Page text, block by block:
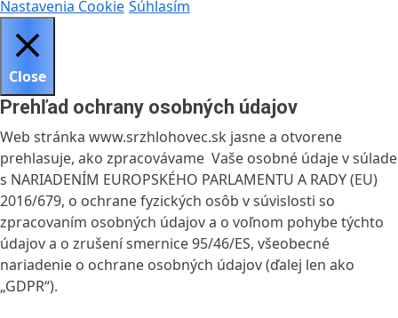
Nastavenia Cookie Súhlasím
Close
Prehľad ochrany osobných údajov
Web stránka www.srzhlohovec.sk jasne a otvorene
prehlasuje, ako zpracovávame Vaše osobné údaje v súlade
s NARIADENÍM EUROPSKÉHO PARLAMENTU A RADY (EU)
2016/679, o ochrane fyzických osôb v súvislosti so
zpracovaním osobných údajov a o voľnom pohybe týchto
údajov a o zrušení smernice 95/46/ES, všeobecné
nariadenie o ochrane osobných údajov (ďalej len ako
„GDPR“).